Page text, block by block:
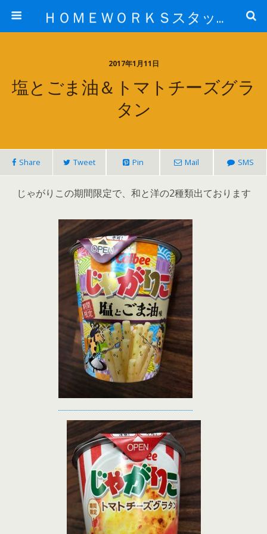
ＨＯＭＥＷＯＲＫＳスタッフ日記ブログ
2017年1月11日
塩とごま油＆トマトチーズグラ
タン
Share Tweet Pin Mail SMS
じゃがりこの期間限定で、和と洋の2種類出ております